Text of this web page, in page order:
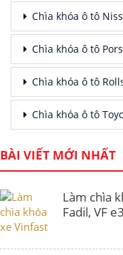
Chìa khóa ô tô
Chìa khóa ô tô
Chìa khóa ô tô
Chìa khóa ô tô
BÀI VIẾT MỚI NHẤT
Làm chìa
Fadil, VF